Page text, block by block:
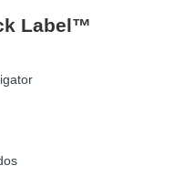
Label™